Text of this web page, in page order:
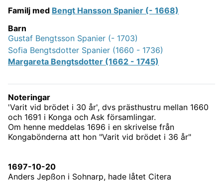
Familj med Bengt Hansson Spanier (- 1668)
Barn
Gustaf Bengtsson Spanier (- 1703)
Sofia Bengtsdotter Spanier (1660 - 1736)
Margareta Bengtsdotter (1662 - 1745)
Noteringar
'Varit vid brödet i 30 år', dvs prästhustru mellan 1660
och 1691 i Konga och Ask församlingar.
Om henne meddelas 1696 i en skrivelse från
Kongabönderna att hon "Varit vid brödet i 36 år"
1697-10-20
Anders Jepßon i Sohnarp, hade låtet Citera